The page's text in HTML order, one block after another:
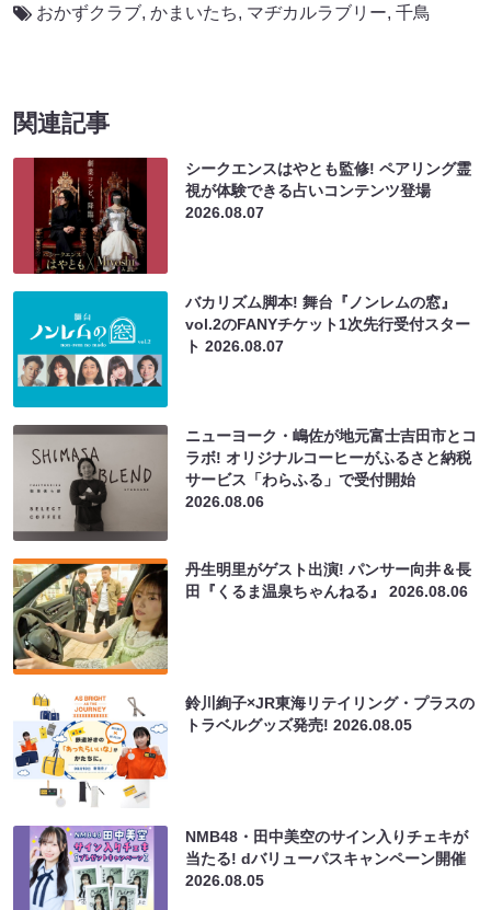
おかずクラブ, かまいたち, マヂカルラブリー, 千鳥
関連記事
シークエンスはやとも監修! ペアリング霊
視が体験できる占いコンテンツ登場
2026.08.07
バカリズム脚本! 舞台『ノンレムの窓』
vol.2のFANYチケット1次先行受付スター
ト2026.08.07
ニューヨーク・嶋佐が地元富士吉田市とコ
ラボ! オリジナルコーヒーがふるさと納税
サービス「わらふる」で受付開始
2026.08.06
丹生明里がゲスト出演! パンサー向井＆長
田『くるま温泉ちゃんねる』2026.08.06
鈴川絢子×JR東海リテイリング・プラスの
トラベルグッズ発売!2026.08.05
NMB48・田中美空のサイン入りチェキが
当たる! dバリューパスキャンペーン開催
2026.08.05